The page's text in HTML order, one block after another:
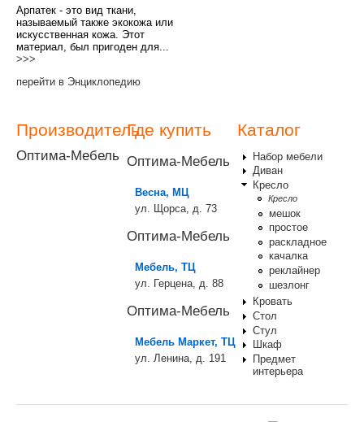
Арпатек - это вид ткани,
называемый также экокожа или
искусственная кожа. Этот
материал, был пригоден для...
>>>
перейти в Энциклопедию
Производитель
Оптима-Мебель
Где купить
Оптима-Мебель
Весна, МЦ
ул. Щорса, д. 73
Оптима-Мебель
Мебель, ТЦ
ул. Герцена, д. 88
Оптима-Мебель
Мебель Маркет, ТЦ
ул. Ленина, д. 191
Каталог
Набор мебели
Диван
Кресло
Кресло
мешок
простое
раскладное
качалка
реклайнер
шезлонг
Кровать
Стол
Стул
Шкаф
Предмет
интерьера